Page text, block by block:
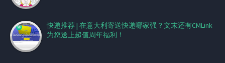
快递推荐 | 在意大利寄送快递哪家强？文末还有CMLink
为您送上超值周年福利！